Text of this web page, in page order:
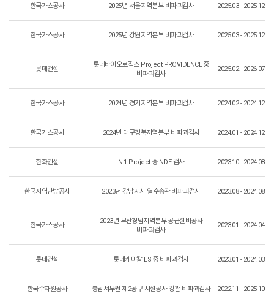
한국가스공사 2025년 서울지역본부 비파괴검사 2025.03 - 2025.12
한국가스공사 2025년 강원지역본부 비파괴검사 2025.03 - 2025.12
롯데건설
롯데바이오로직스 Project PROVIDENCE 중
비파괴검사
2025.02 - 2026.07
한국가스공사 2024년 경기지역본부 비파괴검사 2024.02 - 2024.12
한국가스공사 2024년 대구경북지역본부 비파괴검사 2024.01 - 2024.12
한화건설 N-1 Project 중 NDE 검사 2023.10 - 2024.08
한국지역난방공사 2023년 강남지사 열수송관 비파괴검사 2023.08 - 2024.08
한국가스공사
2023년 부산경남지역본부 공급설비공사
비파괴검사
2023.01 - 2024.04
롯데건설 롯데케미칼 ES 중 비파괴검사 2023.01 - 2024.03
한국수자원공사 충남서부권 제2공구 시설공사 강관 비파괴검사 2022.11 - 2025.10